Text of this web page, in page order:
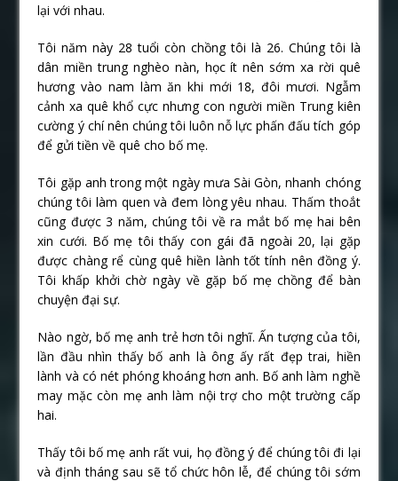
lại với nhau.
Tôi năm này 28 tuổi còn chồng tôi là 26. Chúng tôi là
dân miền trung nghèo nàn, học ít nên sớm xa rời quê
hương vào nam làm ăn khi mới 18, đôi mươi. Ngẫm
cảnh xa quê khổ cực nhưng con người miền Trung kiên
cường ý chí nên chúng tôi luôn nỗ lực phấn đấu tích góp
để gửi tiền về quê cho bố mẹ.
Tôi gặp anh trong một ngày mưa Sài Gòn, nhanh chóng
chúng tôi làm quen và đem lòng yêu nhau. Thấm thoắt
cũng được 3 năm, chúng tôi về ra mắt bố mẹ hai bên
xin cưới. Bố mẹ tôi thấy con gái đã ngoài 20, lại gặp
được chàng rể cùng quê hiền lành tốt tính nên đồng ý.
Tôi khấp khởi chờ ngày về gặp bố mẹ chồng để bàn
chuyện đại sự.
Nào ngờ, bố mẹ anh trẻ hơn tôi nghĩ. Ấn tượng của tôi,
lần đầu nhìn thấy bố anh là ông ấy rất đẹp trai, hiền
lành và có nét phóng khoáng hơn anh. Bố anh làm nghề
may mặc còn mẹ anh làm nội trợ cho một trường cấp
hai.
Thấy tôi bố mẹ anh rất vui, họ đồng ý để chúng tôi đi lại
và định tháng sau sẽ tổ chức hôn lễ, để chúng tôi sớm